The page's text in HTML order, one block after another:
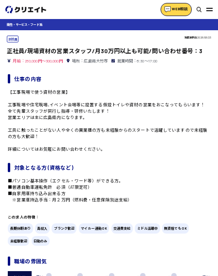
WEB相談
製造・軽作業・物流系
組立、加工
検品・包装・箱詰め
広島市中区
時給1200円～
販売・サービス・フード系
正社員 掲載更新日2026/06/23
正社員/現場資材の営業スタッフ/月30万円以上も可能/問い合わせ番号：3
月給：250,000円～300,000円 場所：広島県大竹市 就業時間：8:30〜17:00
仕事の内容
【工事現場で使う資材の営業】
工事現場や住宅現場､イベント会場等に設置する仮設トイレや資材の営業をおこなってもらいます！
全て先輩スタッフが同行し指導・研修いたします！
営業エリアは主に広島県内になります。
工具に触ったことがない人や全くの異業種の方も未経験からのスタートで活躍していますので未経験
の方も大歓迎！
詳細についてはお気軽にお問い合わせください。
対象となる方 (資格など)
■パソコン基本操作（エクセル・ワード等）ができる方。
■普通自動車運転免許 必須（AT限定可）
■自家用車持ち込み出来る方
※営業車持込手当：月２万円（燃料費・任意保険別途支給）
この求人の特徴：
長期休暇あり 高収入 ブランク歓迎 マイカー通勤OK 交通費支給 ミドル活躍中 無資格でもOK
未経験歓迎 日勤のみ
職場の雰囲気